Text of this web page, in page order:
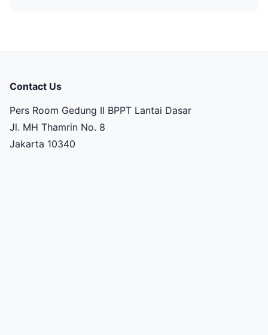
Contact Us
Pers Room Gedung II BPPT Lantai Dasar
Jl. MH Thamrin No. 8
Jakarta 10340